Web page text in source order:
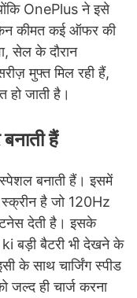
OnePlus ने इसे
कीमत कई ऑफर की
सेल के दौरान
मुफ्त मिल रही हैं,
जाती है।
हैं
बनाती हैं। इसमें
है जो 120Hz
देती है। इसके
बड़ी बैटरी भी देखने के
के साथ चार्जिंग स्पीड
ही चार्ज करना